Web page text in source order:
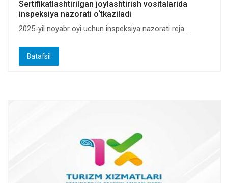
Sertifikatlashtirilgan joylashtirish vositalarida
inspeksiya nazorati o‘tkaziladi
2025-yil noyabr oyi uchun inspeksiya nazorati reja...
Batafsil